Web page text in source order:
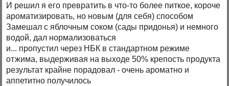
И решил я его превратить в что-то более питкое, короче
ароматизировать, но новым (для себя) способом
Замешал с яблочным соком (сады придонья) и немного
водой, дал нормализоваться
и... пропустил через НБК в стандартном режиме
отжима, выдерживая на выходе 50% крепость продукта
результат крайне порадовал - очень ароматно и
аппетитно получилось